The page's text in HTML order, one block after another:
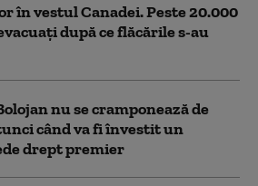
în vestul Canadei. Peste 20.000
după ce flăcările s-au
nu se cramponează de
când va fi învestit un
drept premier